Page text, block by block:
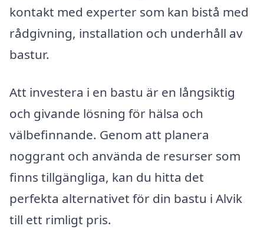
kontakt med experter som kan bistå med
rådgivning, installation och underhåll av
bastur.
Att investera i en bastu är en långsiktig
och givande lösning för hälsa och
välbefinnande. Genom att planera
noggrant och använda de resurser som
finns tillgängliga, kan du hitta det
perfekta alternativet för din bastu i Alvik
till ett rimligt pris.